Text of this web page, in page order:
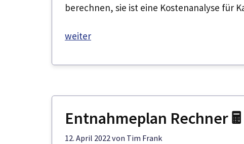
berechnen, sie ist eine Kostenanalyse für
weiter
Entnahmeplan Rechner 🖩
12. April 2022von Tim Frank